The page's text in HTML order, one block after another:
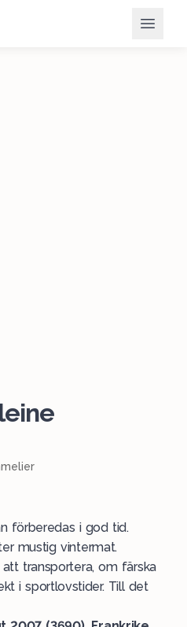
förberedas i god tid.
mustig vintermat.
transportera, om färska
i sportlovstider. Till det